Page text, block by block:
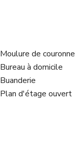
Moulure de couronne
Bureau à domicile
Buanderie
Plan d'étage ouvert